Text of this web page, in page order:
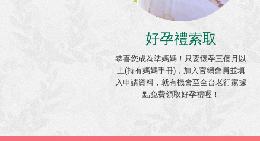
好孕禮索取
恭喜您成為準媽媽！只要懷孕三個月以
上(持有媽媽手冊)，加入官網會員並填
入申請資料，就有機會至全台老行家據
點免費領取好孕禮喔！